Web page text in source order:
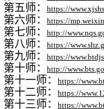
第五师： https://
第六师： https://
第七师： http://
第八师： https://
第九师： https://
第十师： http://
第十一师： https://
第十二师： https://
第十三师： https://